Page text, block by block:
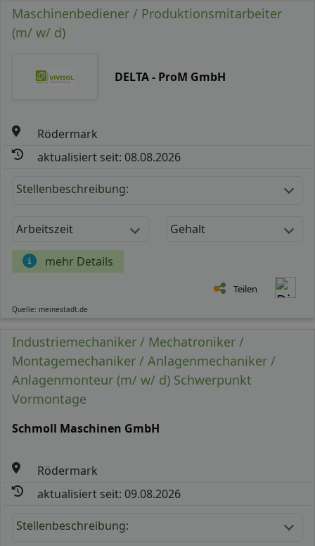
Maschinenbediener / Produktionsmitarbeiter
(m/ w/ d)
DELTA - ProM GmbH
Rödermark
aktualisiert seit: 08.08.2026
Stellenbeschreibung:
Arbeitszeit Gehalt
mehr Details
Teilen
Quelle: meinestadt.de
Industriemechaniker / Mechatroniker /
Montagemechaniker / Anlagenmechaniker /
Anlagenmonteur (m/ w/ d) Schwerpunkt
Vormontage
Schmoll Maschinen GmbH
Rödermark
aktualisiert seit: 09.08.2026
Stellenbeschreibung: